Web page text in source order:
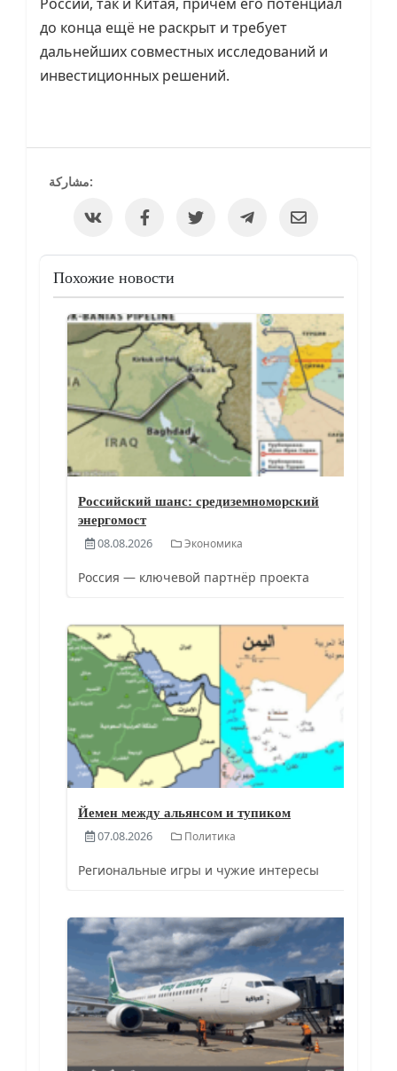
до конца ещё не раскрыт и требует
дальнейших совместных исследований и
инвестиционных решений.
مشاركة:
Похожие новости
Российский шанс: средиземноморский
энергомост
08.08.2026 Экономика
Россия — ключевой партнёр проекта
Йемен между альянсом и тупиком
07.08.2026 Политика
Региональные игры и чужие интересы